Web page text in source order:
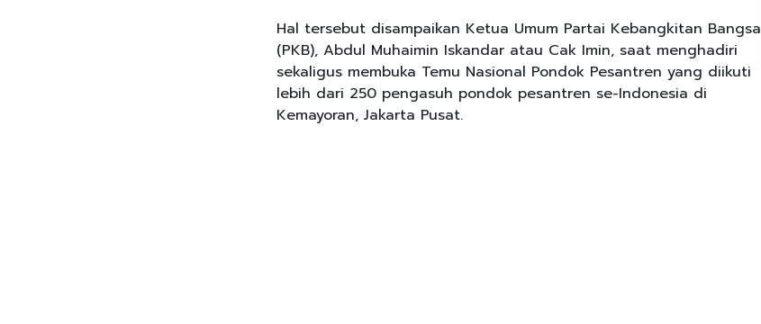
Hal tersebut disampaikan Ketua Umum Partai Kebangkitan Bangsa
(PKB), Abdul Muhaimin Iskandar atau Cak Imin, saat menghadiri
sekaligus membuka Temu Nasional Pondok Pesantren yang diikuti
lebih dari 250 pengasuh pondok pesantren se-Indonesia di
Kemayoran, Jakarta Pusat.